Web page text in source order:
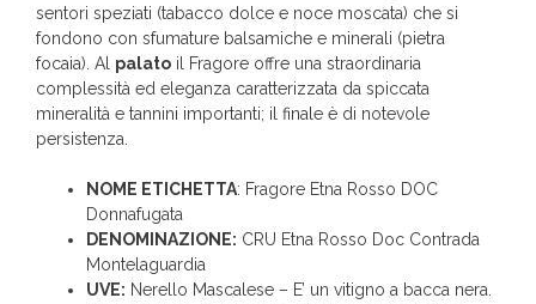
sentori speziati (tabacco dolce e noce moscata) che si
fondono con sfumature balsamiche e minerali (pietra
focaia). Al palato il Fragore offre una straordinaria
complessità ed eleganza caratterizzata da spiccata
mineralità e tannini importanti; il finale è di notevole
persistenza.
NOME ETICHETTA: Fragore Etna Rosso DOC
Donnafugata
DENOMINAZIONE: CRU Etna Rosso Doc Contrada
Montelaguardia
UVE: Nerello Mascalese – E’ un vitigno a bacca nera.